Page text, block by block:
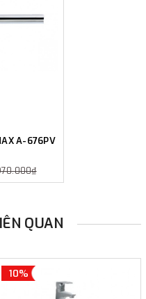
Ống thải chữ P INAX A-676PV
QUAN
10%